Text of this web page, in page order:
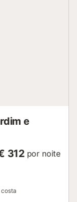
e
312 por noite